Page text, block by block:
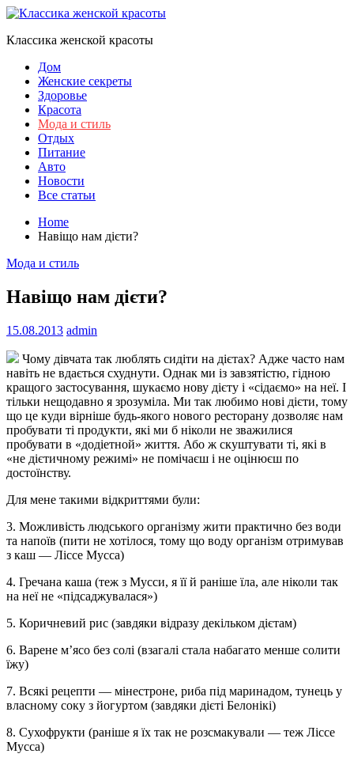
Skip
content
Классика женской красоты
Дом
Женские секреты
Здоровье
Красота
Мода и стиль
Отдых
Питание
Авто
Новости
Все статьи
Home
Навіщо нам дієти?
Мода и стиль
Навіщо нам дієти?
15.08.2013 admin
Чому дівчата так люблять сидіти на дієтах? Адже часто нам
навіть не вдається схуднути. Однак ми із завзятістю, гідною
кращого застосування, шукаємо нову дієту і «сідаємо» на неї. І
тільки нещодавно я зрозуміла. Ми так любимо нові дієти, тому
що це куди вірніше будь-якого нового ресторану дозволяє нам
пробувати ті продукти, які ми б ніколи не зважилися
пробувати в «додіетной» життя. Або ж скуштувати ті, які в
«не дієтичному режимі» не помічаєш і не оцінюєш по
достоїнству.
Для мене такими відкриттями були:
3. Можливість людського організму жити практично без води
та напоїв (пити не хотілося, тому що воду організм отримував
з каш — Ліссе Мусса)
4. Гречана каша (теж з Мусси, я її й раніше їла, але ніколи так
на неї не «підсаджувалася»)
5. Коричневий рис (завдяки відразу декільком дієтам)
6. Варене м’ясо без солі (взагалі стала набагато менше солити
їжу)
7. Всякі рецепти — мінестроне, риба під маринадом, тунець у
власному соку з йогуртом (завдяки дієті Белонікі)
8. Сухофрукти (раніше я їх так не розсмакували — теж Ліссе
Мусса)